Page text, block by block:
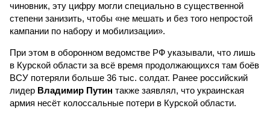
чиновник, эту цифру могли специально в существенной
степени занизить, чтобы «не мешать и без того непростой
кампании по набору и мобилизации».
При этом в оборонном ведомстве РФ указывали, что лишь
в Курской области за всё время продолжающихся там боёв
ВСУ потеряли больше 36 тыс. солдат. Ранее российский
лидер Владимир Путин также заявлял, что украинская
армия несёт колоссальные потери в Курской области.